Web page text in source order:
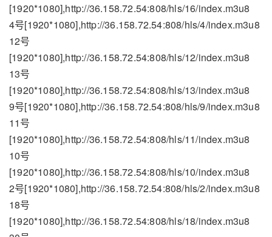
[1920*1080],http://36.158.72.54:808/hls/16/index.m3u8
4号[1920*1080],http://36.158.72.54:808/hls/4/index.m3u8
12号
[1920*1080],http://36.158.72.54:808/hls/12/index.m3u8
13号
[1920*1080],http://36.158.72.54:808/hls/13/index.m3u8
9号[1920*1080],http://36.158.72.54:808/hls/9/index.m3u8
11号
[1920*1080],http://36.158.72.54:808/hls/11/index.m3u8
10号
[1920*1080],http://36.158.72.54:808/hls/10/index.m3u8
2号[1920*1080],http://36.158.72.54:808/hls/2/index.m3u8
18号
[1920*1080],http://36.158.72.54:808/hls/18/index.m3u8